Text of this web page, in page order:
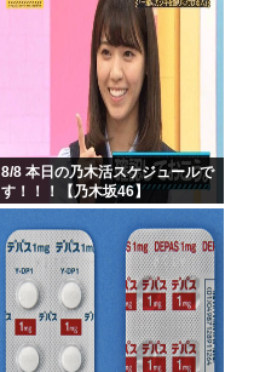
8/8 本日の乃木活スケジュールで
す！！！【乃木坂46】